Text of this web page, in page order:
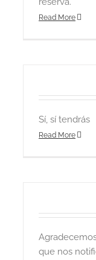
Read More
Sí, sí tendrás
Read More
que nos